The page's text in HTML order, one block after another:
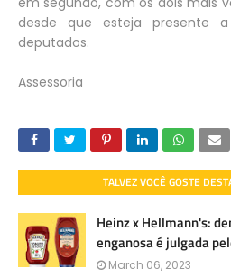
desde que esteja presente
deputados.
Assessoria
TALVEZ VOCÊ GOSTE
Heinz x Hellmann's:
enganosa é julgada
March 06, 2023